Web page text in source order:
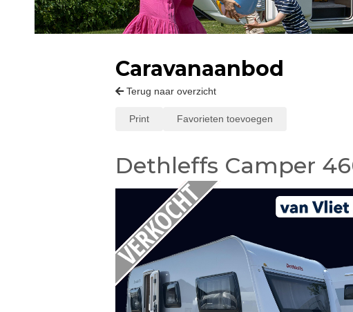
Caravanaanbod
Terug naar overzicht
Print Favorieten toevoegen
Dethleffs Camper